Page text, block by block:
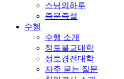
스님의하루
즉문즉설
수행
수행 소개
정토불교대학
정토경전대학
자주 묻는 질문